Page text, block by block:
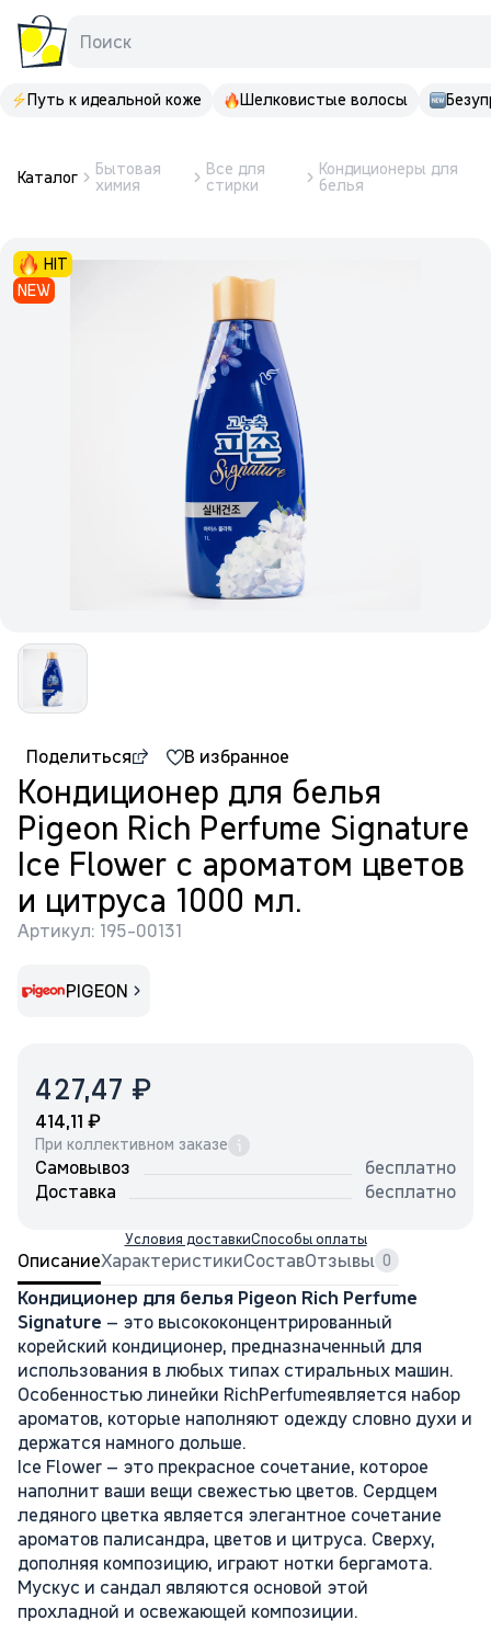
Поиск
Путь к идеальной коже Шелковистые волосы
Каталог
Бытовая
химия
Все для
стирки
Кондиционеры для
белья
HIT
NEW
Поделиться В избранное
Кондиционер для белья
Pigeon Rich Perfume Signature
Ice Flower с ароматом цветов
и цитруса 1000 мл.
Артикул: 195-00131
PIGEON
427,47 ₽
414,11 ₽
При коллективном заказе
Самовывоз
бесплатно
Доставка
бесплатно
Условия доставкиСпособы оплаты
ОписаниеХарактеристикиСоставОтзывы 0
Кондиционер для белья Pigeon Rich Perfume
Signature – это высококонцентрированный
корейский кондиционер, предназначенный для
использования в любых типах стиральных машин.
Особенностью линейки RichPerfumeявляется набор
ароматов, которые наполняют одежду словно духи и
держатся намного дольше.
Ice Flower – это прекрасное сочетание, которое
наполнит ваши вещи свежестью цветов. Сердцем
ледяного цветка является элегантное сочетание
ароматов палисандра, цветов и цитруса. Сверху,
дополняя композицию, играют нотки бергамота.
Мускус и сандал являются основой этой
прохладной и освежающей композиции.